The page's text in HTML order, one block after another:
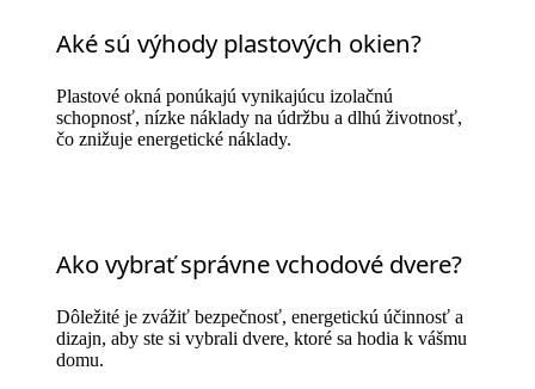
Aké sú výhody plastových okien?
Plastové okná ponúkajú vynikajúcu izolačnú
schopnosť, nízke náklady na údržbu a dlhú životnosť,
čo znižuje energetické náklady.
Ako vybrať správne vchodové dvere?
Dôležité je zvážiť bezpečnosť, energetickú účinnosť a
dizajn, aby ste si vybrali dvere, ktoré sa hodia k vášmu
domu.